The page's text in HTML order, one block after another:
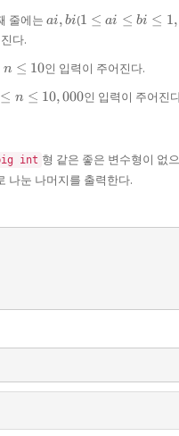
줄에는 ai,
ai, bi(1 \le ai
1 ≤ ai ≤ bi ≤ 1,
다.
n ≤ 10인 입력이 주어진다.
n
≤ n ≤ 10,000인 입력이 주어진
int 형 같은 좋은 변수형이 없
나눈 나머지를 출력한다.